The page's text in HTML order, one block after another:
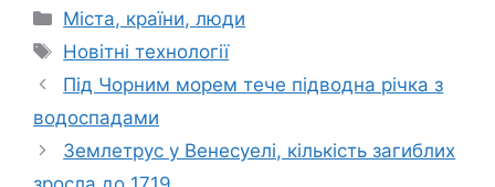
Категорії
Міста, країни, люди
Позначки
Новітні технології
Під Чорним морем тече підводна річка з
водоспадами
Землетрус у Венесуелі, кількість загиблих